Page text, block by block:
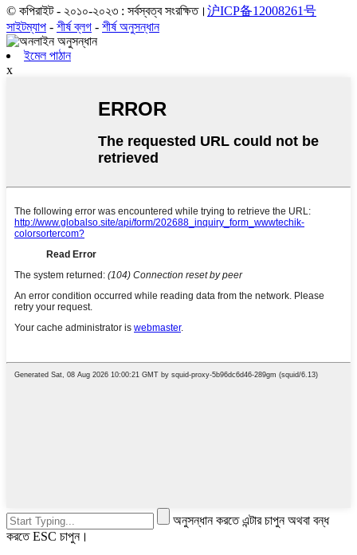
© কপিরাইট - ২০১০-২০২৩ : সর্বস্বত্ব সংরক্ষিত। 沪ICP备12008261号
সাইটম্যাপ - শীর্ষ ব্লগ - শীর্ষ অনুসন্ধান
ইমেল পাঠান
x
অনুসন্ধান করতে এন্টার চাপুন অথবা বন্ধ
করতে ESC চাপুন।